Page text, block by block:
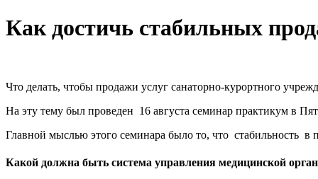
Как достичь стабильных
Что делать, чтобы продажи услуг санаторно-курортного
На эту тему был проведен 16 августа семинар практикум в
Главной мыслью этого семинара было то, что стабильность в
Какой должна быть система управления медицинской